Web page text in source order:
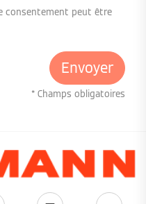
consentement peut être
* Champs obligatoires